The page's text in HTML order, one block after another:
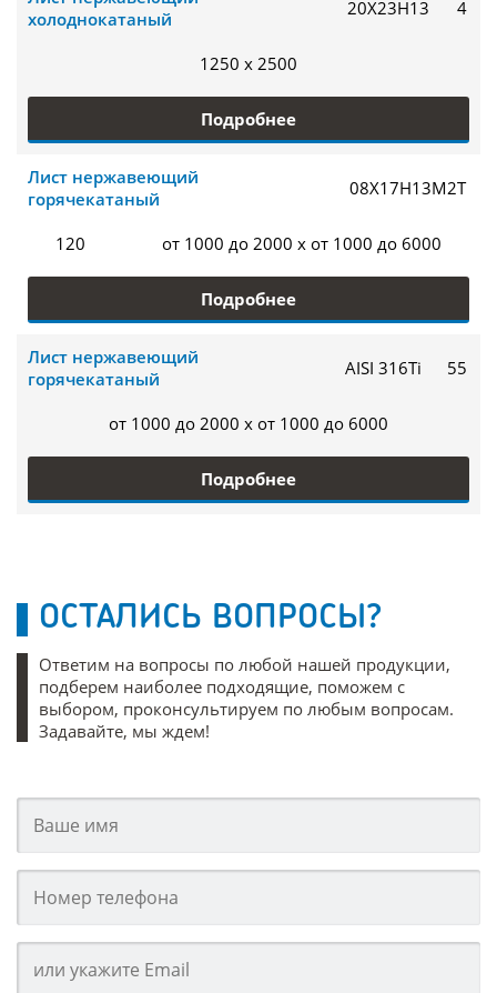
холоднокатаный
20Х23Н13 4
1250 x 2500
Подробнее
Лист нержавеющий
горячекатаный
08Х17Н13М2Т
120 от 1000 до 2000 x от 1000 до 6000
Подробнее
Лист нержавеющий
горячекатаный
AISI 316Ti 55
от 1000 до 2000 x от 1000 до 6000
Подробнее
ОСТАЛИСЬ ВОПРОСЫ?
Ответим на вопросы по любой нашей продукции,
подберем наиболее подходящие, поможем с
выбором, проконсультируем по любым вопросам.
Задавайте, мы ждем!